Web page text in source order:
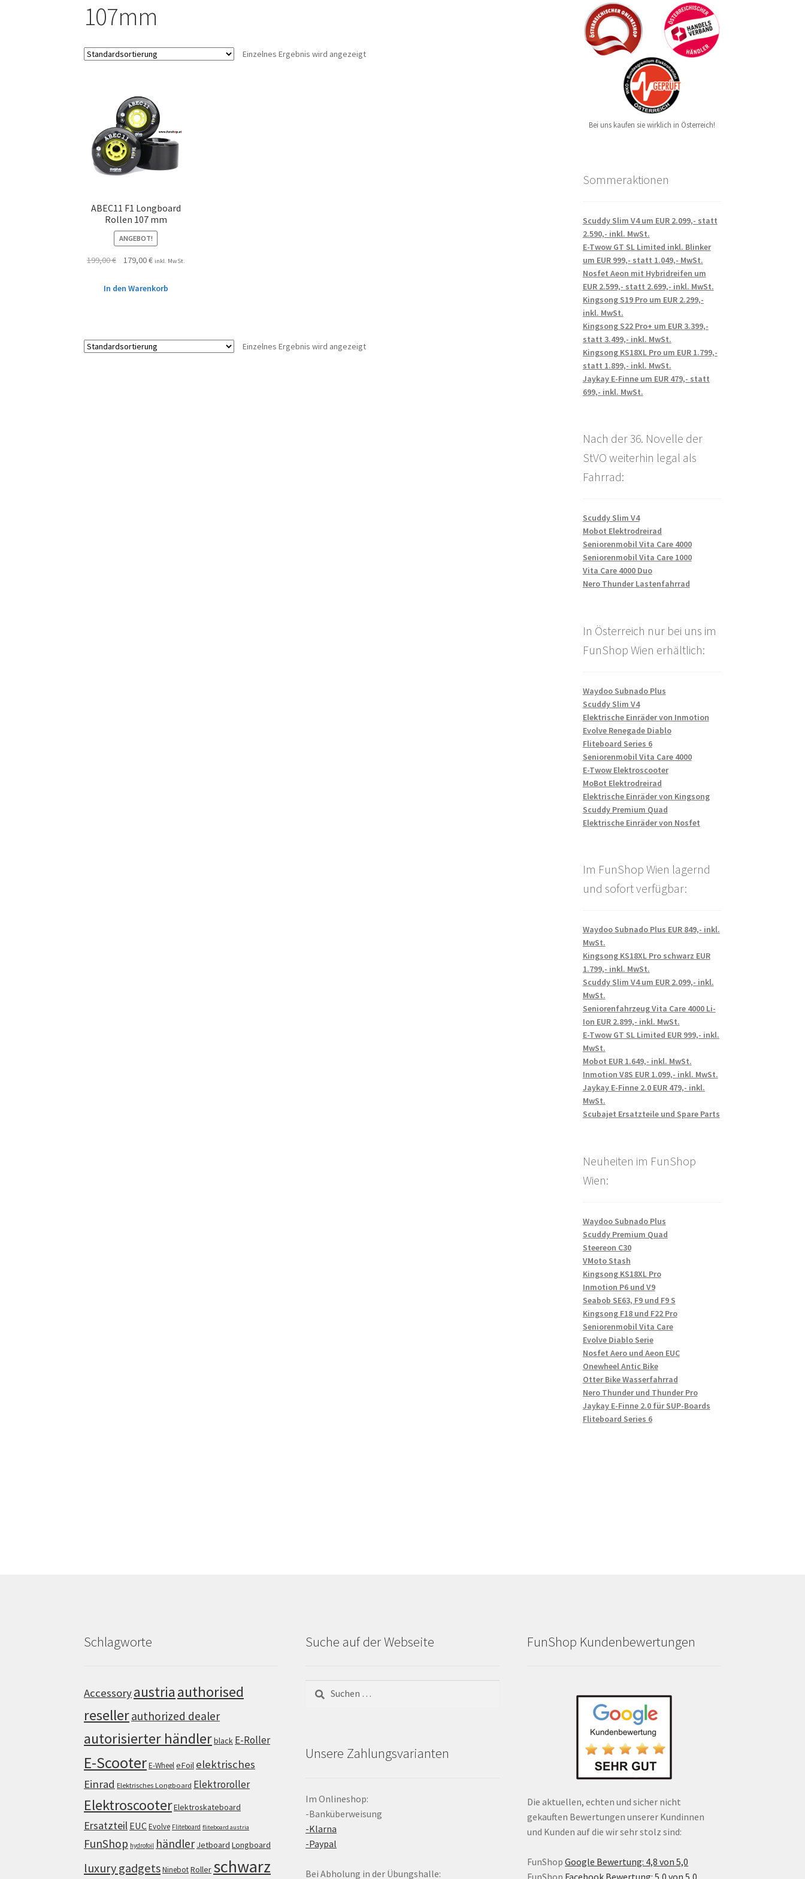
107mm
Einzelnes Ergebnis wird angezeigt
ABEC11 F1 Longboard
Rollen 107 mm
ANGEBOT!
199,00€ 179,00€ inkl. MwSt.
In den Warenkorb
Einzelnes Ergebnis wird angezeigt
Bei uns kaufen sie wirklich in Österreich!
Sommeraktionen
Scuddy Slim V4 um EUR 2.099,- statt
2.590,- inkl. MwSt.
E-Twow GT SL Limited inkl. Blinker
um EUR 999,- statt 1.049,- MwSt.
Nosfet Aeon mit Hybridreifen um
EUR 2.599,- statt 2.699,- inkl. MwSt.
Kingsong S19 Pro um EUR 2.299,-
inkl. MwSt.
Kingsong S22 Pro+ um EUR 3.399,-
statt 3.499,- inkl. MwSt.
Kingsong KS18XL Pro um EUR 1.799,-
statt 1.899,- inkl. MwSt.
Jaykay E-Finne um EUR 479,- statt
699,- inkl. MwSt.
Nach der 36. Novelle der
StVO weiterhin legal als
Fahrrad:
Scuddy Slim V4
Mobot Elektrodreirad
Seniorenmobil Vita Care 4000
Seniorenmobil Vita Care 1000
Vita Care 4000 Duo
Nero Thunder Lastenfahrrad
In Österreich nur bei uns im
FunShop Wien erhältlich:
Waydoo Subnado Plus
Scuddy Slim V4
Elektrische Einräder von Inmotion
Evolve Renegade Diablo
Fliteboard Series 6
Seniorenmobil Vita Care 4000
E-Twow Elektroscooter
MoBot Elektrodreirad
Elektrische Einräder von Kingsong
Scuddy Premium Quad
Elektrische Einräder von Nosfet
Im FunShop Wien lagernd
und sofort verfügbar:
Waydoo Subnado Plus EUR 849,- inkl.
MwSt.
Kingsong KS18XL Pro schwarz EUR
1.799,- inkl. MwSt.
Scuddy Slim V4 um EUR 2.099,- inkl.
MwSt.
Seniorenfahrzeug Vita Care 4000 Li-
Ion EUR 2.899,- inkl. MwSt.
E-Twow GT SL Limited EUR 999,- inkl.
MwSt.
Mobot EUR 1.649,- inkl. MwSt.
Inmotion V8S EUR 1.099,- inkl. MwSt.
Jaykay E-Finne 2.0 EUR 479,- inkl.
MwSt.
Scubajet Ersatzteile und Spare Parts
Neuheiten im FunShop
Wien:
Waydoo Subnado Plus
Scuddy Premium Quad
Steereon C30
VMoto Stash
Kingsong KS18XL Pro
Inmotion P6 und V9
Seabob SE63, F9 und F9 S
Kingsong F18 und F22 Pro
Seniorenmobil Vita Care
Evolve Diablo Serie
Nosfet Aero und Aeon EUC
Onewheel Antic Bike
Otter Bike Wasserfahrrad
Nero Thunder und Thunder Pro
Jaykay E-Finne 2.0 für SUP-Boards
Fliteboard Series 6
Schlagworte
Accessoryaustria authorised
resellerauthorized dealer
autorisierter händlerblack E-Roller
E-ScooterE-WheeleFoil elektrisches
Einrad Elektrisches Longboard Elektroroller
ElektroscooterElektroskateboard
Ersatzteil EUCEvolve Fliteboard fliteboard austria
FunShop hydrofoil händler Jetboard Longboard
luxury gadgetsNinebotRoller schwarz
Suche auf der Webseite
nach:
Unsere Zahlungsvarianten
Im Onlineshop:
-Banküberweisung
-Klarna
-Paypal
Bei Abholung in der Übungshalle:
FunShop Kundenbewertungen
Die aktuellen, echten und sicher nicht
gekauften Bewertungen unserer Kundinnen
und Kunden auf die wir sehr stolz sind:
FunShop Google Bewertung: 4,8 von 5,0
FunShop Facebook Bewertung: 5,0 von 5,0